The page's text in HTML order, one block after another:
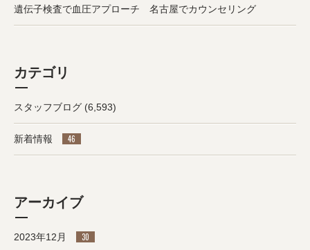
遺伝子検査で血圧アプローチ 名古屋でカウンセリング
カテゴリ
スタッフブログ (6,593)
新着情報 46
アーカイブ
2023年12月 30